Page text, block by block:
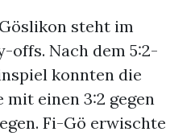
steht im
offs. Nach dem 5:2-
konnten die
mit einen 3:2 gegen
Fi-Gö erwischte